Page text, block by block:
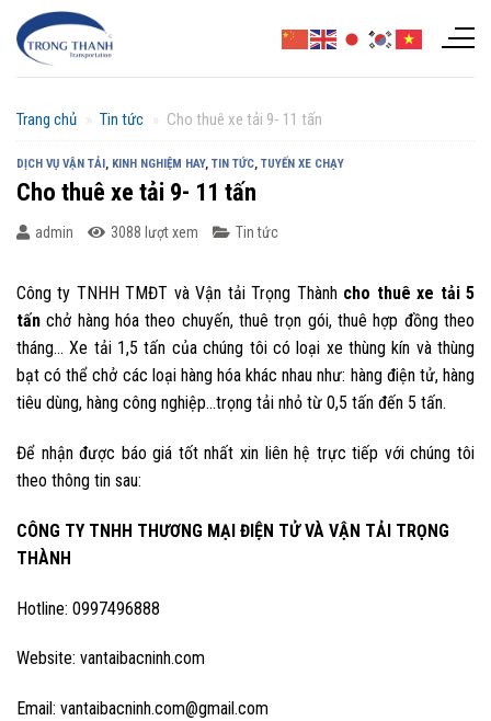
Chuyển
đến
Trang chủ » Tin tức » Cho thuê xe tải 9- 11 tấn
DỊCH VỤ VẬN TẢI, KINH NGHIỆM HAY, TIN TỨC, TUYẾN XE CHẠY
Cho thuê xe tải 9- 11 tấn
admin 3088 lượt xem Tin tức
Công ty TNHH TMĐT và Vận tải Trọng Thành cho thuê xe tải 5
tấn chở hàng hóa theo chuyến, thuê trọn gói, thuê hợp đồng theo
tháng… Xe tải 1,5 tấn của chúng tôi có loại xe thùng kín và thùng
bạt có thể chở các loại hàng hóa khác nhau như: hàng điện tử, hàng
tiêu dùng, hàng công nghiệp…trọng tải nhỏ từ 0,5 tấn đến 5 tấn.
Để nhận được báo giá tốt nhất xin liên hệ trực tiếp với chúng tôi
theo thông tin sau:
CÔNG TY TNHH THƯƠNG MẠI ĐIỆN TỬ VÀ VẬN TẢI TRỌNG
THÀNH
Hotline: 0997496888
Website: vantaibacninh.com
Email: vantaibacninh.com@gmail.com